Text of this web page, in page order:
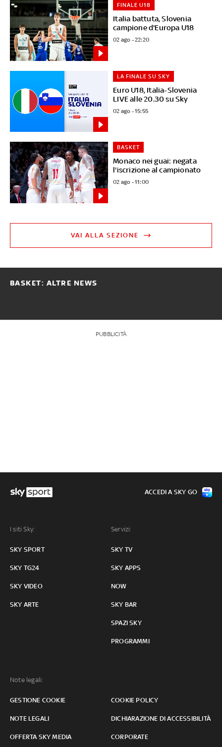
Italia battuta, Slovenia
campione d'Europa U18
FINALE U18
02 ago - 22:20
Euro U18, Italia-Slovenia
LIVE alle 20.30 su Sky
LA FINALE SU SKY
02 ago - 15:55
Monaco nei guai: negata
l'iscrizione al campionato
BASKET
02 ago - 11:00
VAI ALLA SEZIONE
BASKET: ALTRE NEWS
PUBBLICITÀ
I siti Sky:
SKY SPORT
SKY TG24
SKY VIDEO
SKY ARTE
Servizi:
SKY TV
SKY APPS
NOW
SKY BAR
SPAZI SKY
PROGRAMMI
Note legali:
GESTIONE COOKIE COOKIE POLICY
NOTE LEGALI DICHIARAZIONE DI ACCESSIBILITÀ
OFFERTA SKY MEDIA CORPORATE
ACCEDI A SKY GO